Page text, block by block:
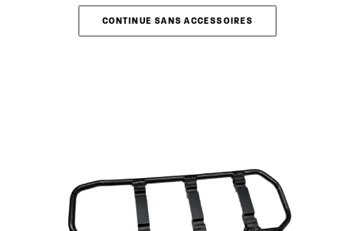
CONTINUE SANS ACCESSOIRES